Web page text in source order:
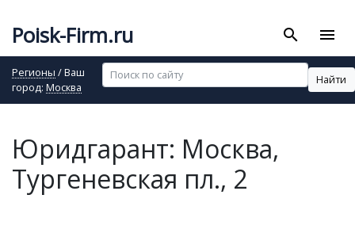
Poisk-Firm.ru search menu
Регионы / Ваш
город: Москва
Найти
Юридгарант: Москва,
Тургеневская пл., 2